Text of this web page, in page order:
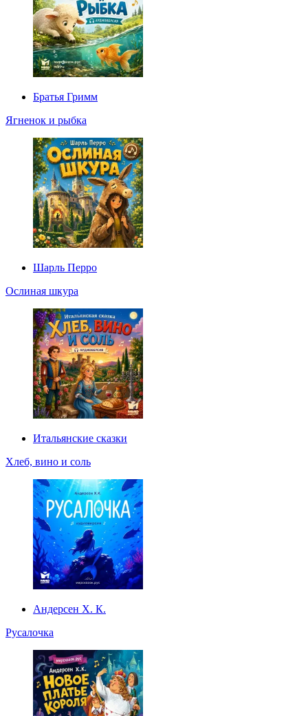
Братья Гримм
Ягненок и рыбка
Шарль Перро
Ослиная шкура
Итальянские сказки
Хлеб, вино и соль
Андерсен Х. К.
Русалочка